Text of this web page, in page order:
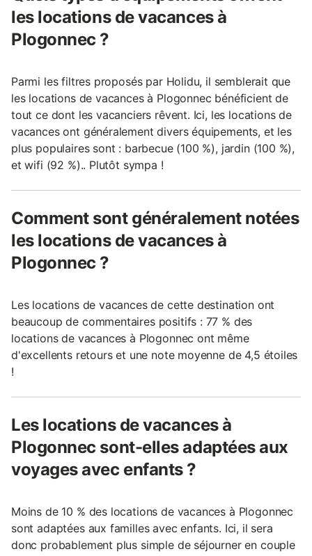
les locations de vacances à
Plogonnec ?
Parmi les filtres proposés par Holidu, il semblerait que
les locations de vacances à Plogonnec bénéficient de
tout ce dont les vacanciers rêvent. Ici, les locations de
vacances ont généralement divers équipements, et les
plus populaires sont : barbecue (100 %), jardin (100 %),
et wifi (92 %).. Plutôt sympa !
Comment sont généralement notées
les locations de vacances à
Plogonnec ?
Les locations de vacances de cette destination ont
beaucoup de commentaires positifs : 77 % des
locations de vacances à Plogonnec ont même
d'excellents retours et une note moyenne de 4,5 étoiles
!
Les locations de vacances à
Plogonnec sont-elles adaptées aux
voyages avec enfants ?
Moins de 10 % des locations de vacances à Plogonnec
sont adaptées aux familles avec enfants. Ici, il sera
donc probablement plus simple de séjourner en couple